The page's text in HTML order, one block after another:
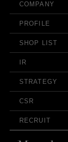
COMPANY
PROFILE
SHOP LIST
IR
STRATEGY
CSR
RECRUIT